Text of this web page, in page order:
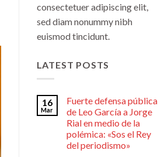
consectetuer adipiscing elit,
sed diam nonummy nibh
euismod tincidunt.
LATEST POSTS
16
Mar
Fuerte defensa pública
de Leo García a Jorge
Rial en medio de la
polémica: «Sos el Rey
del periodismo»